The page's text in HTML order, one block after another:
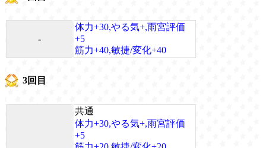
-
体力+30,やる気+,雨宮評価
+5
筋力+40,敏捷/変化+40
3回目
共通
体力+30,やる気+,雨宮評価
+5